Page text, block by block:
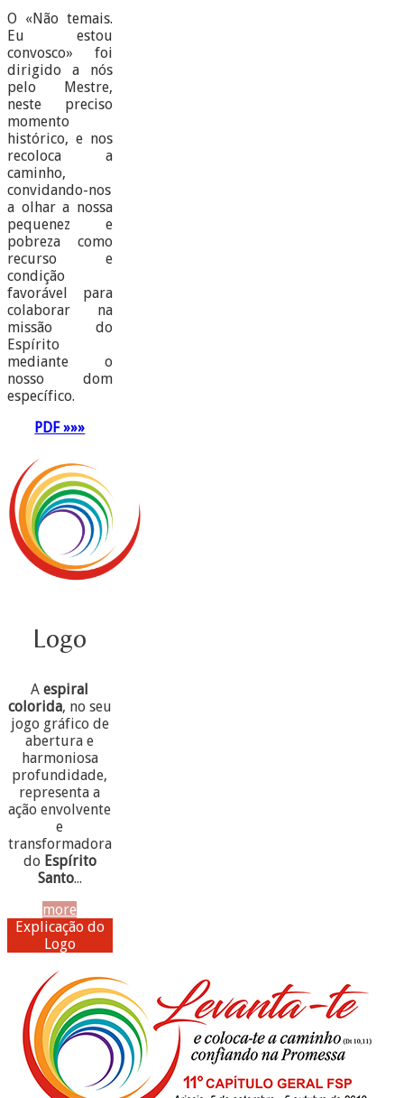
O «Não temais.
Eu estou
convosco» foi
dirigido a nós
pelo Mestre,
neste preciso
momento
histórico, e nos
recoloca a
caminho,
convidando-nos
a olhar a nossa
pequenez e
pobreza como
recurso e
condição
favorável para
colaborar na
missão do
Espírito
mediante o
nosso dom
específico.
PDF »»»
Logo
Aespiral
colorida, no seu
jogo gráfico de
abertura e
harmoniosa
profundidade,
representa a
ação envolvente
e
transformadora
do Espírito
Santo...
more
Explicação do
Logo